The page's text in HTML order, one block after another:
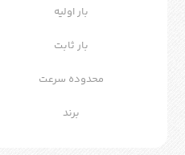
بار اولیه
بار ثابت
محدوده سرعت
برند